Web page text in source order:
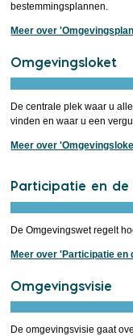
bestemmingsplannen.
Meer over
Omgevingsloket
De centrale plek waar u
vinden en waar u een
Meer over
Participatie en
De Omgevingswet regelt
Meer over 'Participatie en
Omgevingsvisie
De omgevingsvisie gaat